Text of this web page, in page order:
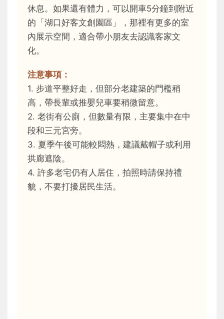
休息。如果還有體力，可以開車5分鐘到附近
的「湖口好客文創園區」，那裡有更多的室
內展示空間，適合帶小朋友去認識客家文
化。
注意事項：
1. 步道平整好走，但部分老建築的門檻稍
高，帶長輩或推嬰兒車要稍微留意。
2. 老街有公廁，但數量有限，主要集中在中
段和三元宮旁。
3. 夏季午後可能較悶熱，建議戴帽子或利用
拱廊遮陰。
4. 許多老宅仍有人居住，拍照時請保持禮
貌，不要打擾居民生活。